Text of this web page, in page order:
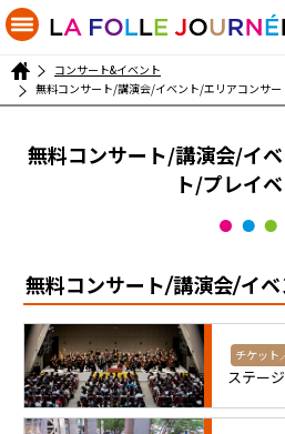
コンサート&イベント
無料コンサート/講演会/イベント/エリアコンサ
無料コンサート/講演会/イ
ト/プレイ
無料コンサート/講演会/イベ
チケット
ステージ